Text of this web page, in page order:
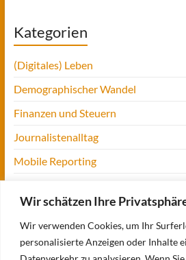
Wir schätzen Ihre
Wir verwenden Cookies, um Ihr
personalisierte Anzeigen oder Inhalte
Kategorien
(Digitales) Leben
Demographischer Wandel
Finanzen und Steuern
Journalistenalltag
Mobile Reporting
Tansania
UofM
Verbraucherjournalismus